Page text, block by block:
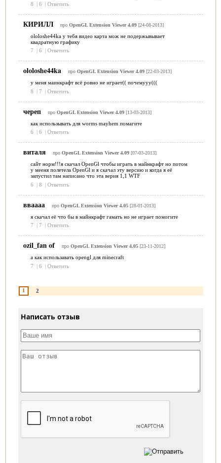
8
| 6 | Ответить
КИРИЛЛ про OpenGL Extension Viewer 4.09[24-08-2013]
ololoshe44ka у тебя видео карта мож не подержывывает
квадратную графику
7
| 6 | Ответить
ololoshe44ka про OpenGL Extension Viewer 4.09[22-03-2013]
у меня маинкрафт всё ровно не играет(( почемууу(((
8
| 7 | Ответить
череп про OpenGL Extension Viewer 4.09[13-03-2013]
как использывать для worms mayhem помагите
6
| 6 | Ответить
виталя про OpenGL Extension Viewer 4.09[07-03-2013]
сайт норм!!!я скачал OpenGl чтобы играть в майнкрафт но потом
у мееня полетела OpenGl и я скачал эту версию и когда я её
запустил там написано что эта верия 1,1 WTF
6
| 8 | Ответить
вваааа про OpenGL Extension Viewer 4.05[28-01-2013]
я скачал её что бы в майнкрафт гамать но не играет помогите
7
| 7 | Ответить
ozil_fan of про OpenGL Extension Viewer 4.05[23-11-2012]
а как использавать opengl для minecraft
7
| 6 | Ответить
1 2
Написать отзыв